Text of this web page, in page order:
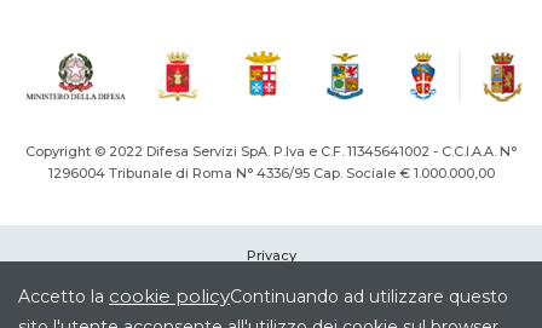
Copyright © 2022 Difesa Servizi SpA. P.Iva e C.F. 11345641002 - C.C.I.A.A. N°
1296004Tribunale di Roma N° 4336/95 Cap. Sociale € 1.000.000,00
Privacy
Cookie
Note legali
Accetto la cookie policyContinuando ad utilizzare questo